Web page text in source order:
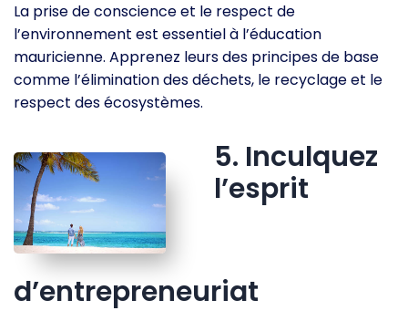
La prise de conscience et le respect de
l’environnement est essentiel à l’éducation
mauricienne. Apprenez leurs des principes de base
comme l’élimination des déchets, le recyclage et le
respect des écosystèmes.
5. Inculquez
l’esprit
d’entrepreneuriat